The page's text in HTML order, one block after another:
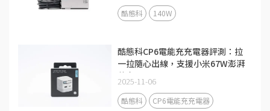
酷態科 140W
酷態科CP6電能充充電器評測：拉
一拉隨心出線，支援小米67W澎湃
秒充！
2025-11-06
酷態科 CP6電能充充電器